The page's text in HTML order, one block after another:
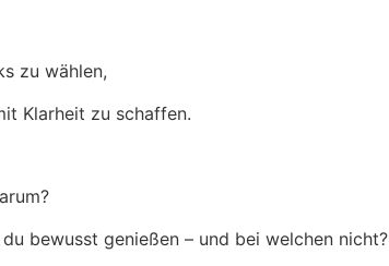
zu wählen,
Klarheit zu schaffen.
bewusst genießen – und bei welchen nicht?